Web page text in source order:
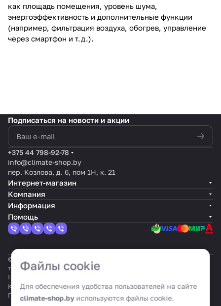
как площадь помещения, уровень шума,
энергоэффективность и дополнительные функции
(например, фильтрация воздуха, обогрев, управление
через смартфон и т.д.).
Файлы cookie
Для обеспечения удобства пользователей на сайте
climate-shop.byиспользуются файлы cookie.
Подписаться на новости и акции
+375 44 798-92-78
info@climate-shop.by
пер. Козлова, д. 6, пом 1Н, к. 21
Интернет-магазин
Компания
Информация
Помощь
© 2026 Климат шоп: интернет-гипермаркет климатической
техники
Настройка cookie
Конфиденциальность
Политика cookie
Оферта